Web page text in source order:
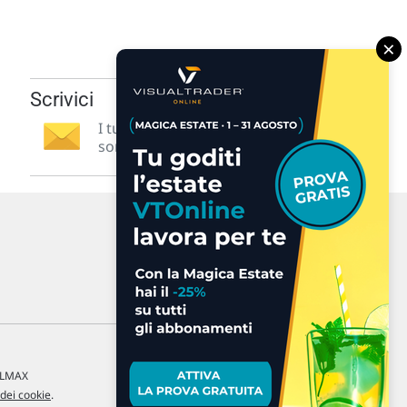
Scrivici
I tuoi suggerimenti per noi
sono preziosi e molto utili! »
cookie.
×